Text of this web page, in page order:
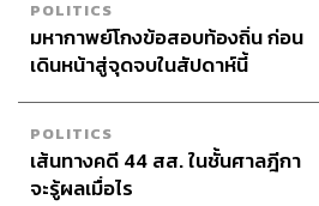
POLITICS
มหากาพย์โกงข้อสอบท้องถิ่น ก่อน
เดินหน้าสู่จุดจบในสัปดาห์นี้
POLITICS
เส้นทางคดี 44 สส. ในชั้นศาลฎีกา
จะรู้ผลเมื่อไร